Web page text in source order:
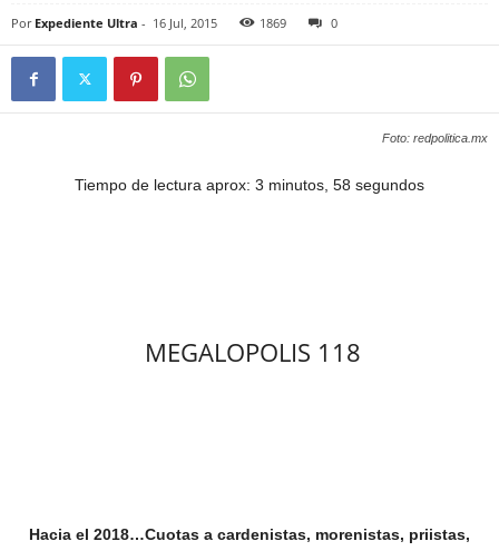
Por Expediente Ultra - 16 Jul, 2015 1869 0
Foto: redpolitica.mx
Tiempo de lectura aprox: 3 minutos, 58 segundos
MEGALOPOLIS 118
Hacia el 2018…Cuotas a cardenistas, morenistas, priistas,